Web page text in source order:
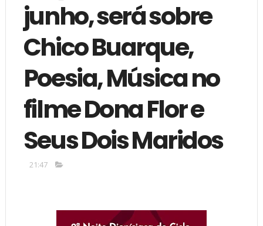
junho, será sobre
Chico Buarque,
Poesia, Música no
filme Dona Flor e
Seus Dois Maridos
21:47